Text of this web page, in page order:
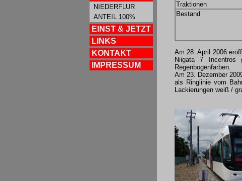
NIEDERFLUR
ANTEIL 100%
EINST & JETZT
LINKS
KONTAKT
IMPRESSUM
Traktionen
Bestand
Am 28. April 2006
Niigata 7 Incentros
Regenbogenfarben.
Am 23. Dezember
als Ringlinie vom
Lackierungen weiß /